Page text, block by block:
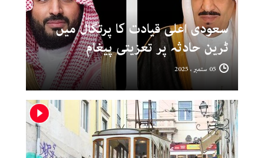
سعودی اعلی قیادت کا پرتگال میں
ٹرین حادثہ پر تعزیتی پیغام